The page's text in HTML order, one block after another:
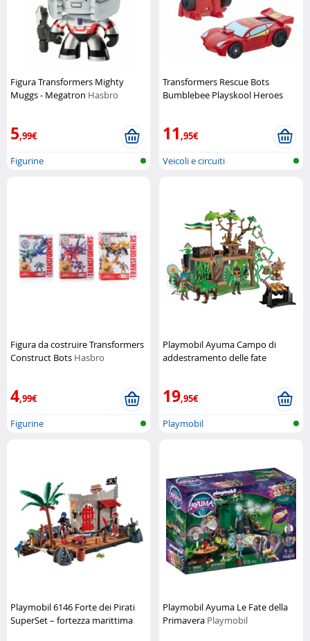
Figura Transformers Mighty
Muggs - Megatron Hasbro
5,99€
Figurine
Transformers Rescue Bots
Bumblebee Playskool Heroes
11,95€
Veicoli e circuiti
Figura da costruire Transformers
Construct Bots Hasbro
4,99€
Figurine
Playmobil Ayuma Campo di
addestramento delle fate
19,95€
Playmobil
Playmobil 6146 Forte dei Pirati
SuperSet – fortezza marittima
Playmobil Ayuma Le Fate della
Primavera Playmobil